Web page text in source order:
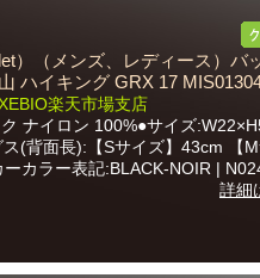
）（メンズ、レディース）バ
ハイキング GRX 17
楽天市場支店
ナイロン 100%●サイズ
(背面長):【Sサイズ】43cm 【M
カラー表記:BLACK-NOIR |
詳細